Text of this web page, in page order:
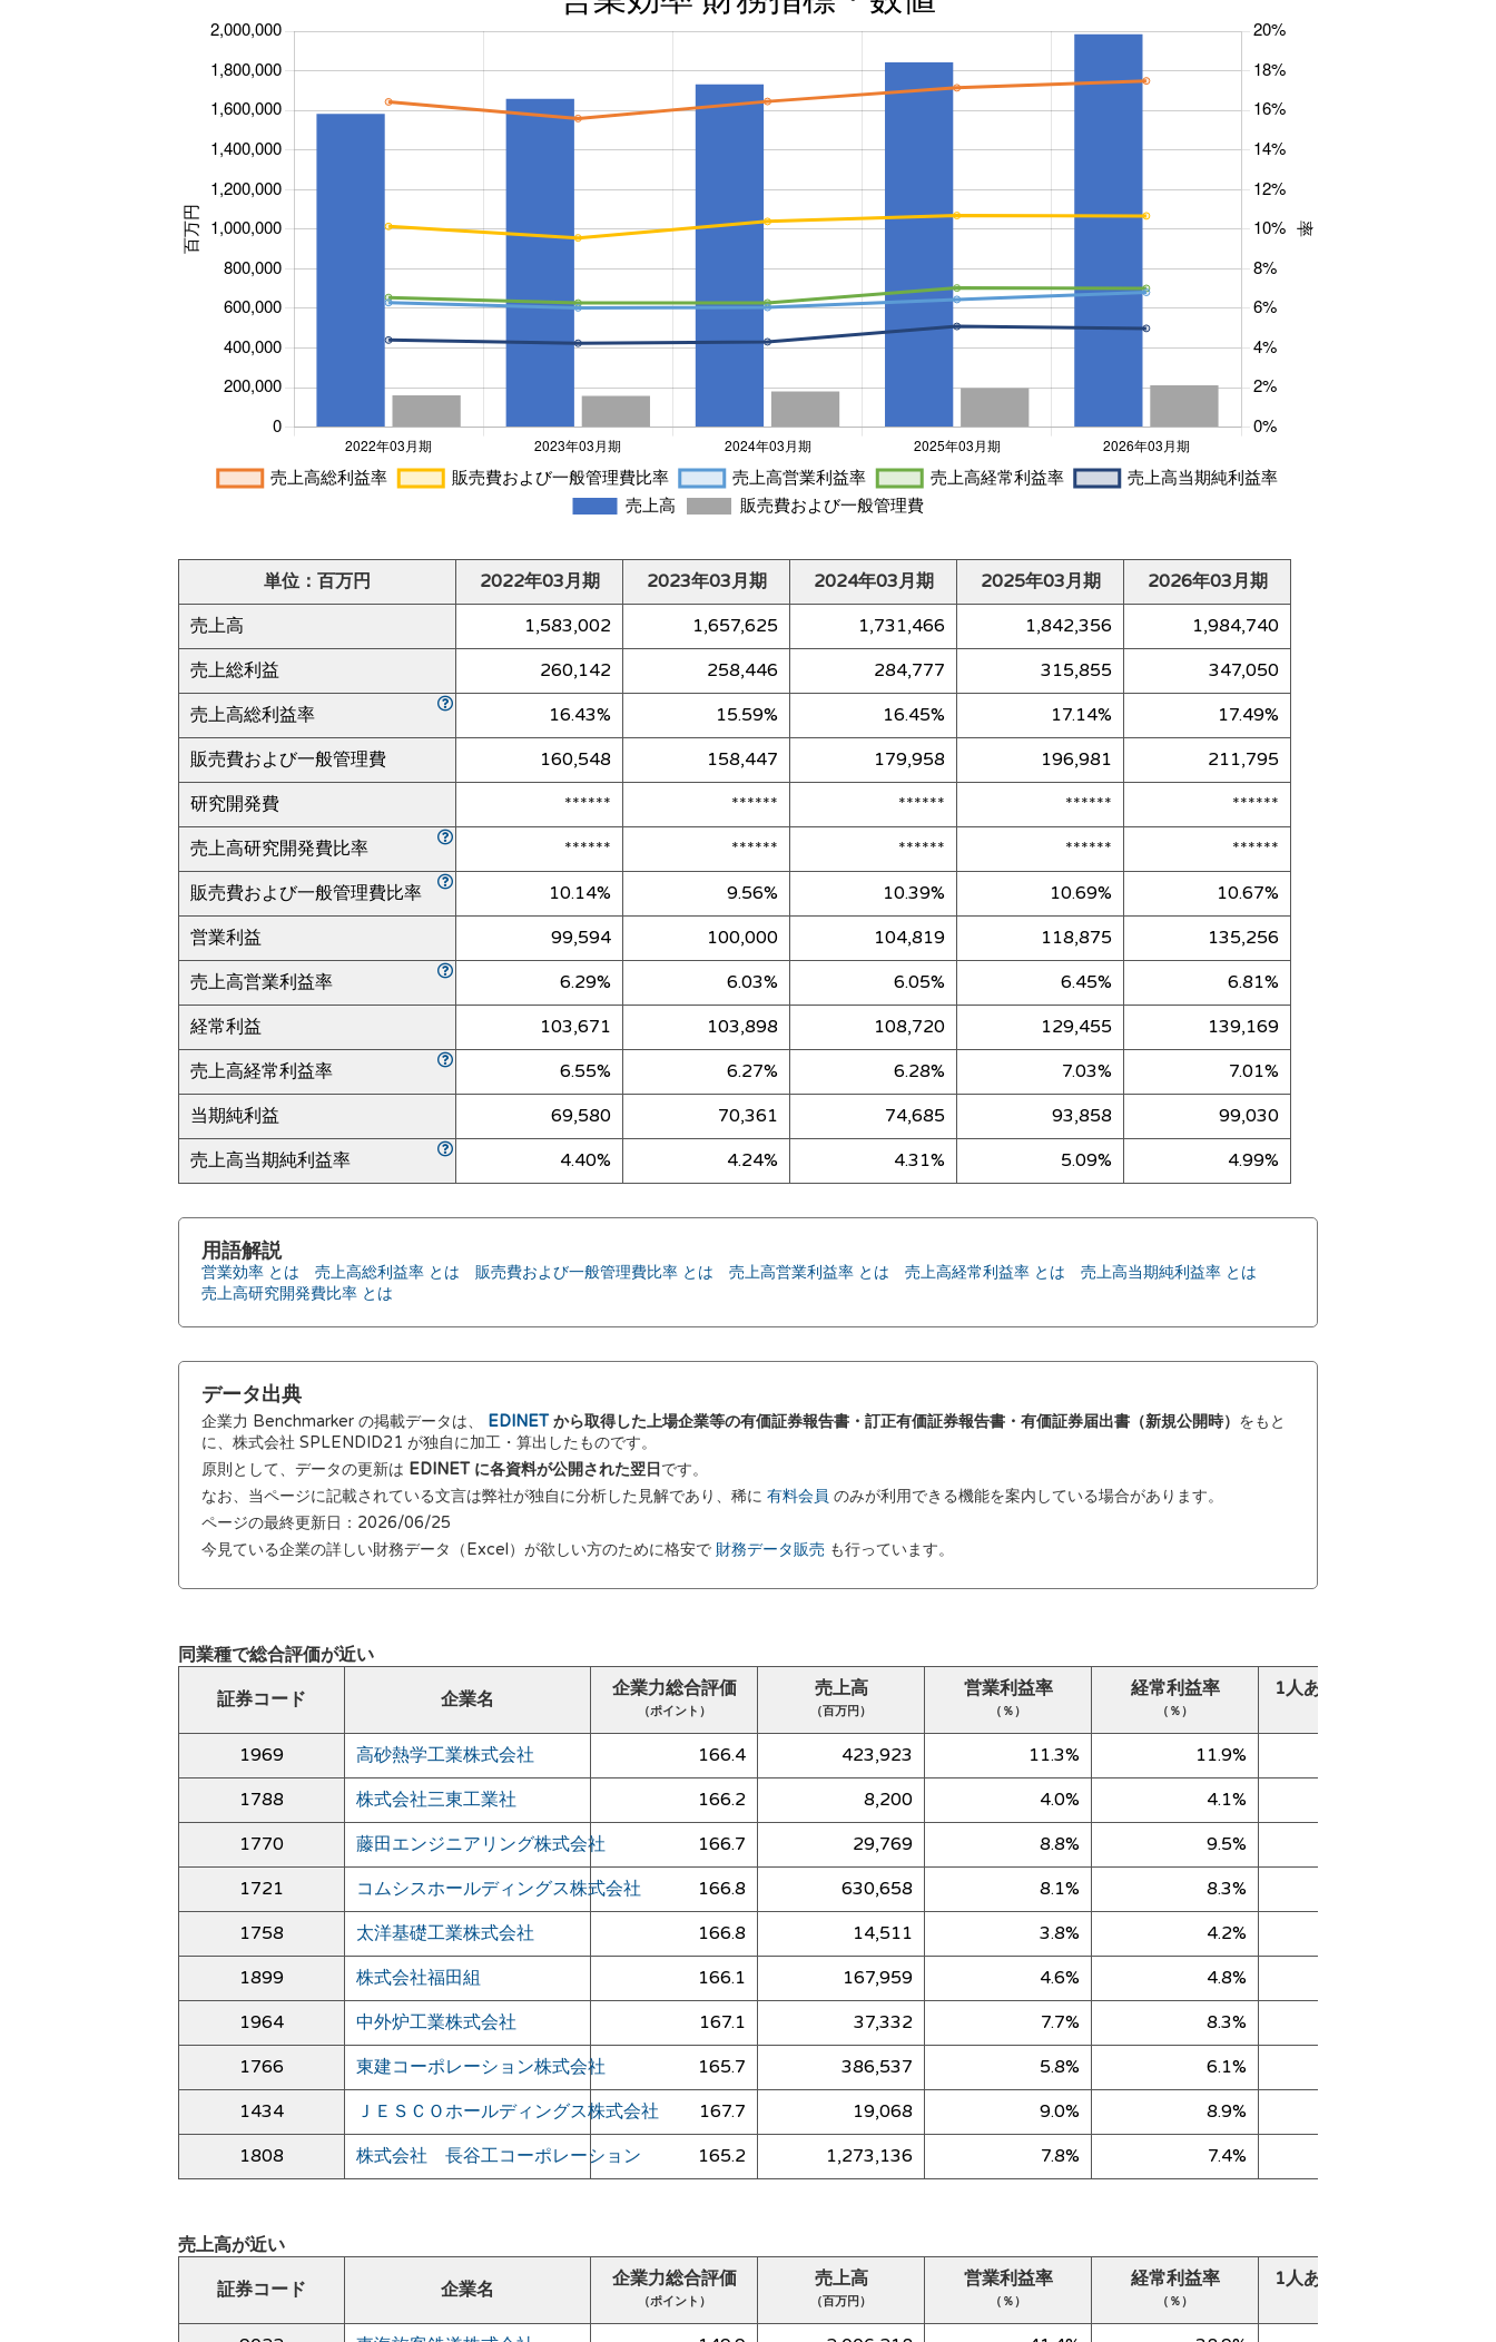
単位：百万円 2022年03月期 2023年03月期 2024年03月期 2025年03月期
2026年03月期
売上高
1,583,002 1,657,625 1,731,466 1,842,356
1,984,740
売上総利益
260,142 258,446 284,777 315,855
347,050
売上高総利益率
16.43% 15.59% 16.45% 17.14%
17.49%
販売費および一般管理費
160,548 158,447 179,958 196,981
211,795
研究開発費
****** ****** ****** ******
******
売上高研究開発費比率
****** ****** ****** ******
******
販売費および一般管理費比率
10.14% 9.56% 10.39% 10.69%
10.67%
営業利益
99,594 100,000 104,819 118,875
135,256
売上高営業利益率
6.29% 6.03% 6.05% 6.45%
6.81%
経常利益
103,671 103,898 108,720 129,455
139,169
売上高経常利益率
6.55% 6.27% 6.28% 7.03%
7.01%
当期純利益
69,580 70,361 74,685 93,858
99,030
売上高当期純利益率
4.40% 4.24% 4.31% 5.09% 4.99%
用語解説
営業効率 とは 売上高総利益率 とは 販売費および一般管理費比率 とは 売上高営業利益率 とは 売上高経常利益率 とは
売上高当期純利益率 とは
売上高研究開発費比率 とは
データ出典
企業力 Benchmarker の掲載データは、 EDINETから取得した上場企業等の有価証券報告書・訂正有価証券報告書・有価証券届出書（新規公開時） をもと
に、株式会社 SPLENDID21 が独自に加工・算出したものです。
原則として、データの更新は EDINET に各資料が公開された翌日 です。
なお、当ページに記載されている文言は弊社が独自に分析した見解であり、稀に 有料会員 のみが利用できる機能を案内している場合があります。
ページの最終更新日：2026/06/25
今見ている企業の詳しい財務データ（Excel）が欲しい方のために格安で 財務データ販売 も行っています。
同業種で総合評価が近い
証券コード
企業名 企業力総合評価
（ポイント）
売上高
（百万円）
営業利益率
（％）
経常利益率
（％）
1人あたり売上高
1969 高砂熱学工業株式会社 166.4 423,923 11.3% 11.9%
1788
株式会社三東工業社 166.2 8,200 4.0% 4.1%
1770
藤田エンジニアリング株式会社 166.7 29,769 8.8% 9.5%
1721
コムシスホールディングス株式会社 166.8 630,658 8.1% 8.3%
1758
太洋基礎工業株式会社 166.8 14,511 3.8% 4.2%
1899
株式会社福田組 166.1 167,959 4.6% 4.8%
1964
中外炉工業株式会社 167.1 37,332 7.7% 8.3%
1766
東建コーポレーション株式会社 165.7 386,537 5.8% 6.1%
1434
ＪＥＳＣＯホールディングス株式会社 167.7 19,068 9.0% 8.9%
1808
株式会社 長谷工コーポレーション 165.2 1,273,136 7.8% 7.4%
売上高が近い
証券コード
企業名 企業力総合評価
（ポイント）
売上高
（百万円）
営業利益率
（％）
経常利益率
（％）
1人あたり売上高